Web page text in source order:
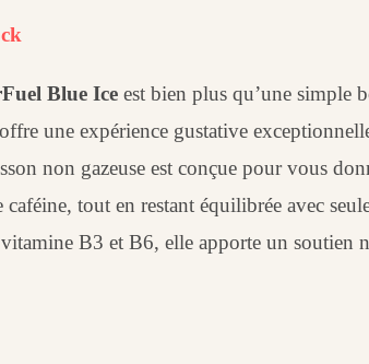
Blue Iceest bien plus qu’une simple
une expérience gustative
non gazeuse est conçue pour vous
caféine, tout en restant équilibrée avec
B3 et B6, elle apporte un soutien